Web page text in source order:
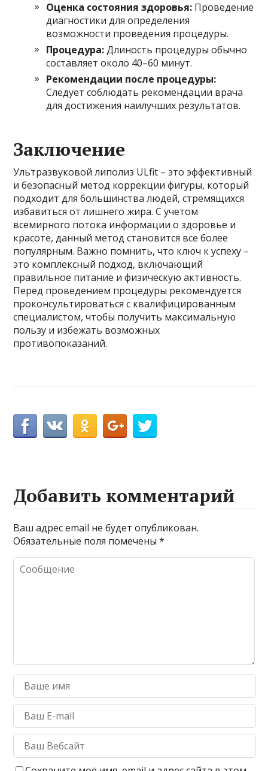
Оценка состояния здоровья: Проведение
диагностики для определения
возможности проведения процедуры.
Процедура:Длиность процедуры обычно
составляет около 40–60 минут.
Рекомендации после процедуры:
Следует соблюдать рекомендации врача
для достижения наилучших результатов.
Заключение
Ультразвуковой липолиз ULfit – это эффективный
и безопасный метод коррекции фигуры, который
подходит для большинства людей, стремящихся
избавиться от лишнего жира. С учетом
всемирного потока информации о здоровье и
красоте, данный метод становится все более
популярным. Важно помнить, что ключ к успеху –
это комплексный подход, включающий
правильное питание и физическую активность.
Перед проведением процедуры рекомендуется
проконсультироваться с квалифицированным
специалистом, чтобы получить максимальную
пользу и избежать возможных
противопоказаний.
Добавить комментарий
Ваш адрес email не будет опубликован.
Обязательные поля помечены*